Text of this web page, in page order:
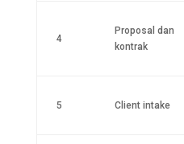
4
Proposal dan
kontrak
5 Client intake